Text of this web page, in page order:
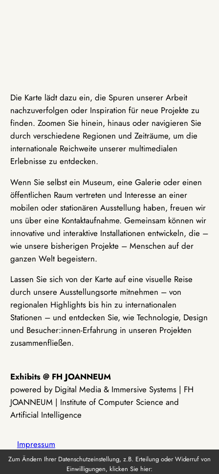
Die Karte lädt dazu ein, die Spuren unserer Arbeit
nachzuverfolgen oder Inspiration für neue Projekte zu
finden. Zoomen Sie hinein, hinaus oder navigieren Sie
durch verschiedene Regionen und Zeiträume, um die
internationale Reichweite unserer multimedialen
Erlebnisse zu entdecken.
Wenn Sie selbst ein Museum, eine Galerie oder einen
öffentlichen Raum vertreten und Interesse an einer
mobilen oder stationären Ausstellung haben, freuen wir
uns über eine Kontaktaufnahme. Gemeinsam können wir
innovative und interaktive Installationen entwickeln, die –
wie unsere bisherigen Projekte – Menschen auf der
ganzen Welt begeistern.
Lassen Sie sich von der Karte auf eine visuelle Reise
durch unsere Ausstellungsorte mitnehmen – von
regionalen Highlights bis hin zu internationalen
Stationen – und entdecken Sie, wie Technologie, Design
und Besucher:innen-Erfahrung in unseren Projekten
zusammenfließen.
Exhibits @ FH JOANNEUM
powered by Digital Media & Immersive Systems | FH
JOANNEUM | Institute of Computer Science and
Artificial Intelligence
Impressum
Zum Ändern Ihrer Datenschutzeinstellung, z.B. Erteilung oder Widerruf von
Einwilligungen, klicken Sie hier: